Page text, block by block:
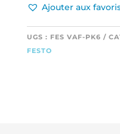
KÉROSÈNE
DURITE
DIAMÈTRE
Ajouter aux
UGS : FES VAF-PK6
FESTO